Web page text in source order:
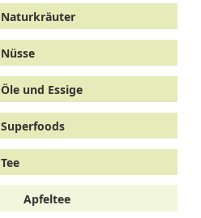
Naturkräuter
Nüsse
Öle und Essige
Superfoods
Tee
Apfeltee